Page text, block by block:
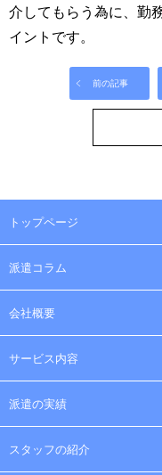
介してもらう為に、勤
イントです。
前の記事
トップページ
派遣コラム
会社概要
サービス内容
派遣の実績
スタッフの紹介